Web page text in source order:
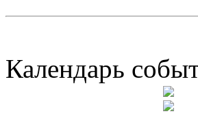
Календарь